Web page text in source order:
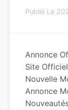
Publié Le
Annonce
Site
Nouvelle
Annonce